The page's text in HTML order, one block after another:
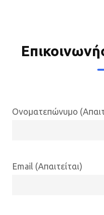
Ονοματεπώνυμο
Email (Απαιτείται)